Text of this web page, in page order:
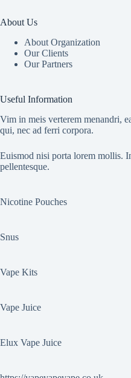
About Us
About Organization
Our Clients
Our Partners
Useful Information
Vim in meis verterem menandri,
qui, nec ad ferri corpora.
Euismod nisi porta lorem mollis.
pellentesque.
Nicotine Pouches
Snus
Vape Kits
Vape Juice
Elux Vape Juice